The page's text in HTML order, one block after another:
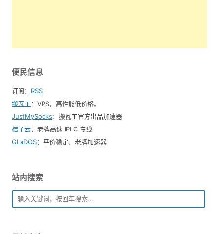
便民信息
订阅： RSS
搬瓦工：VPS，高性能低价格。️
JustMySocks：搬瓦工官方出品加速器
桔子云：老牌高速 IPLC 专线
GLaDOS：平价稳定、老牌加速器
站内搜索